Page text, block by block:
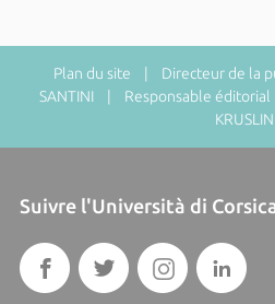
Plan du site | Directeur de la
SANTINI | Responsable éditorial
KRUSLIN
Suivre l'Università di